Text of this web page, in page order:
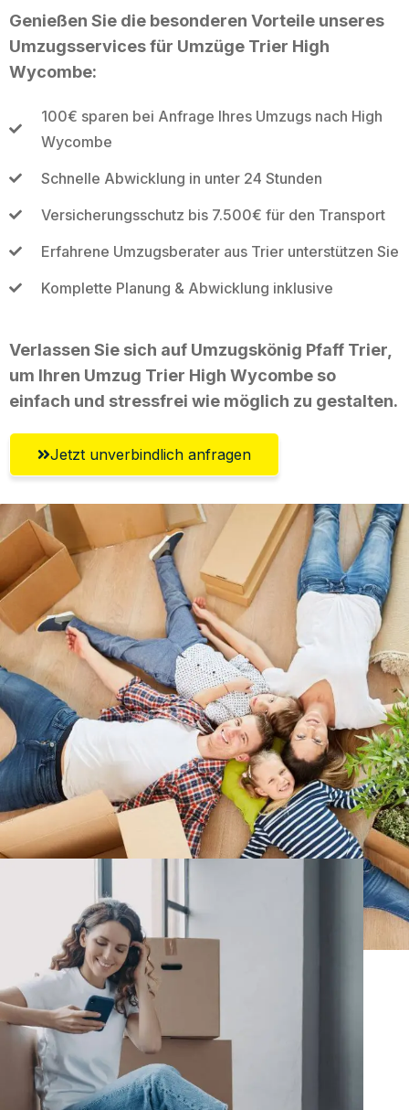
Genießen Sie die besonderen Vorteile unseres
Umzugsservices für Umzüge Trier High
Wycombe:
100€ sparen bei Anfrage Ihres Umzugs nach High
Wycombe
Schnelle Abwicklung in unter 24 Stunden
Versicherungsschutz bis 7.500€ für den Transport
Erfahrene Umzugsberater aus Trier unterstützen Sie
Komplette Planung & Abwicklung inklusive
Verlassen Sie sich auf Umzugskönig Pfaff Trier,
um Ihren Umzug Trier High Wycombe so
einfach und stressfrei wie möglich zu gestalten.
Jetzt unverbindlich anfragen